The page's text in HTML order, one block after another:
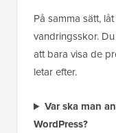
På samma sätt,
vandringsskor.
att bara visa de
letar efter.
Var ska man
WordPress?